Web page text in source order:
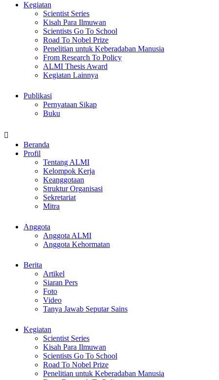
Kegiatan
Scientist Series
Kisah Para Ilmuwan
Scientists Go To School
Road To Nobel Prize
Penelitian untuk Keberadaban Manusia
From Research To Policy
ALMI Thesis Award
Kegiatan Lainnya
Publikasi
Pernyataan Sikap
Buku
Beranda
Profil
Tentang ALMI
Kelompok Kerja
Keanggotaan
Struktur Organisasi
Sekretariat
Mitra
Anggota
Anggota ALMI
Anggota Kehormatan
Berita
Artikel
Siaran Pers
Foto
Video
Tanya Jawab Seputar Sains
Kegiatan
Scientist Series
Kisah Para Ilmuwan
Scientists Go To School
Road To Nobel Prize
Penelitian untuk Keberadaban Manusia